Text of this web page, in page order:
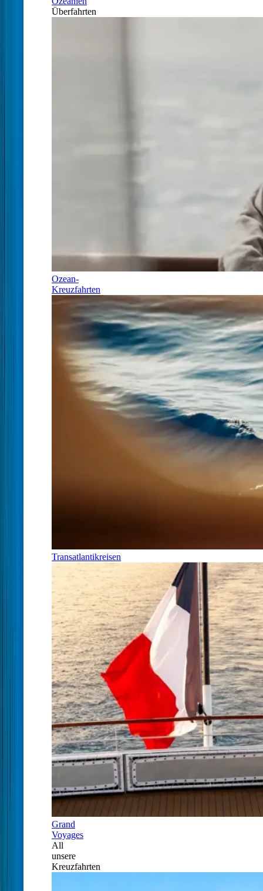
Überfahrten
Ozean-
Kreuzfahrten
Transatlantikreisen
Grand
Voyages
All
unsere
Kreuzfahrten